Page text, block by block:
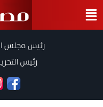
رئيس مجلس
رئيس